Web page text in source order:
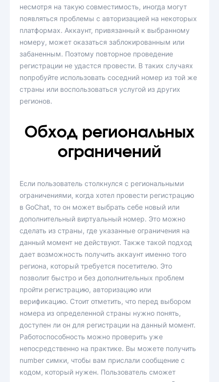
несмотря на такую совместимость, иногда могут
появляться проблемы с авторизацией на некоторых
платформах. Аккаунт, привязанный к выбранному
номеру, может оказаться заблокированным или
забаненным. Поэтому повторное проведение
регистрации не удастся провести. В таких случаях
попробуйте использовать соседний номер из той же
страны или воспользоваться услугой из других
регионов.
Обход региональных
ограничений
Если пользователь столкнулся с региональными
ограничениями, когда хотел провести регистрацию
в GoChat, то он может выбрать себе новый или
дополнительный виртуальный номер. Это можно
сделать из страны, где указанные ограничения на
данный момент не действуют. Также такой подход
дает возможность получить аккаунт именно того
региона, который требуется посетителю. Это
позволит быстро и без дополнительных проблем
пройти регистрацию, авторизацию или
верификацию. Стоит отметить, что перед выбором
номера из определенной страны нужно понять,
доступен ли он для регистрации на данный момент.
Работоспособность можно проверить уже
непосредственно на практике. Вы можете получить
number симки, чтобы вам прислали сообщение с
кодом, который нужен. Пользователь сможет